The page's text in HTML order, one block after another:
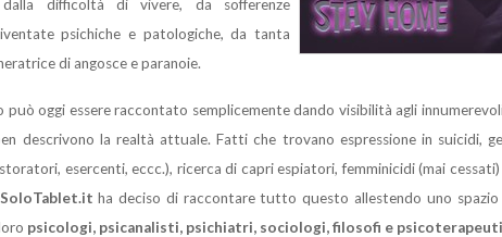
dalla difficoltà di vivere, da sofferenze
psichiche e patologiche, da tanta
di angosce e paranoie.
oggi essere raccontato semplicemente dando visibilità agli
descrivono la realtà attuale. Fatti che trovano espressione in suicidi,
esercenti, eccc.), ricerca di capri espiatori, femminicidi (mai
SoloTablet.it ha deciso di raccontare tutto questo allestendo uno
psicologi, psicanalisti, psichiatri, sociologi, filosofi e psicoterapeuti